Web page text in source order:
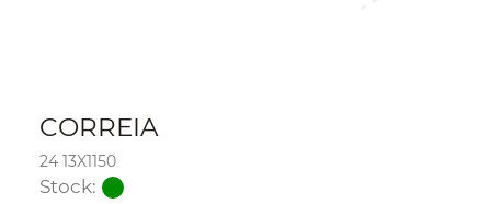
CORREIA
24 13X1150
Stock: